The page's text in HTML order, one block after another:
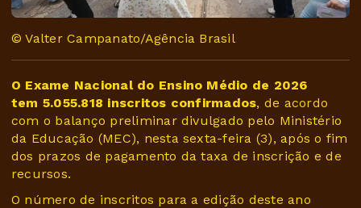
© Valter Campanato/Agência Brasil
O Exame Nacional do Ensino Médio de 2026
tem 5.055.818 inscritos confirmados, de acordo
com o balanço preliminar divulgado pelo Ministério
da Educação (MEC), nesta sexta-feira (3), após o fim
dos prazos de pagamento da taxa de inscrição e de
recursos.
O número de inscritos para a edição deste ano